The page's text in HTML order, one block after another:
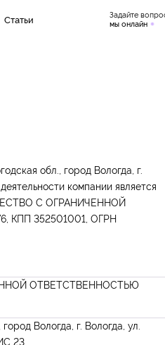
Статьи
Задайте
мы онлайн
обл., город Вологда, г.
компании является
С ОГРАНИЧЕННОЙ
КПП 352501001, ОГРН
ОТВЕТСТВЕННОСТЬЮ
Вологда, г. Вологда, ул.
23